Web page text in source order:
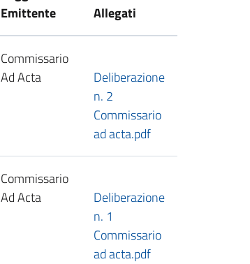
Emittente
Allegati
Commissario
Ad Acta
Deliberazione
n. 2
Commissario
ad acta.pdf
Commissario
Ad Acta
Deliberazione
n. 1
Commissario
ad acta.pdf